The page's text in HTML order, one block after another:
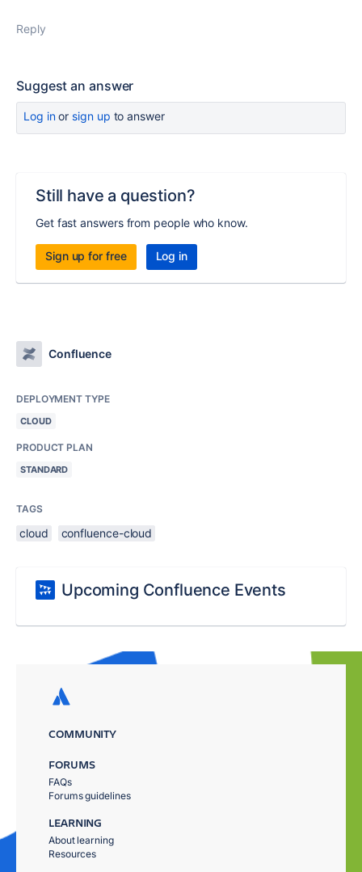
Reply
Suggest an answer
Log inor sign up to answer
Still have a question?
Get fast answers from people who know.
Sign up for free Log in
Confluence
DEPLOYMENT TYPE
CLOUD
PRODUCT PLAN
STANDARD
TAGS
cloud confluence-cloud
Upcoming Confluence Events
COMMUNITY
FORUMS
FAQs
Forums guidelines
LEARNING
About learning
Resources